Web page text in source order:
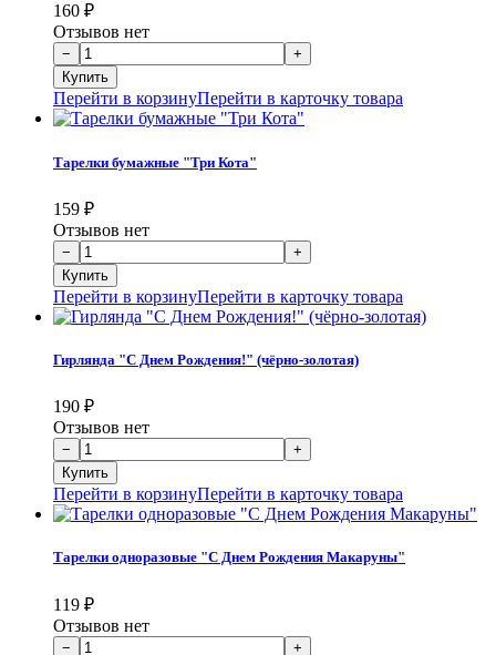
160 ₽
Отзывов нет
Перейти в корзинуПерейти в карточку товара
Тарелки бумажные "Три Кота"
159 ₽
Отзывов нет
Перейти в корзинуПерейти в карточку товара
Гирлянда "С Днем Рождения!" (чёрно-золотая)
190 ₽
Отзывов нет
Перейти в корзинуПерейти в карточку товара
Тарелки одноразовые "С Днем Рождения Макаруны"
119 ₽
Отзывов нет